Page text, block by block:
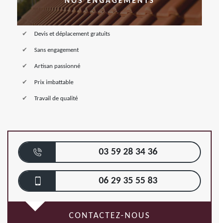
Devis et déplacement gratuits
Sans engagement
Artisan passionné
Prix imbattable
Travail de qualité
03 59 28 34 36
06 29 35 55 83
CONTACTEZ-NOUS